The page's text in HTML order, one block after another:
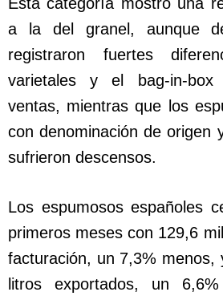
a la del granel, aunque
registraron fuertes
varietales y el bag-in-box
ventas, mientras que los
con denominación de origen
sufrieron descensos.
Los espumosos españoles
primeros meses con 129,6
facturación, un 7,3% menos,
litros exportados, un